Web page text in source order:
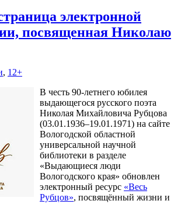
электронной
посвященная Николаю
, 12+
В честь 90-летнего юбилея
выдающегося русского поэта
Николая Михайловича Рубцова
(03.01.1936–19.01.1971) на сайте
Вологодской областной
универсальной научной
библиотеки в разделе
«Выдающиеся люди
Вологодского края» обновлен
электронный ресурс «Весь
Рубцов», посвящённый жизни и